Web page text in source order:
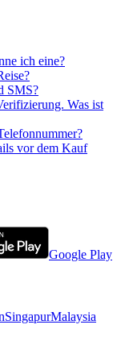
ich eine?
SMS?
Was ist
vor dem Kauf
Google Play
SingapurMalaysia